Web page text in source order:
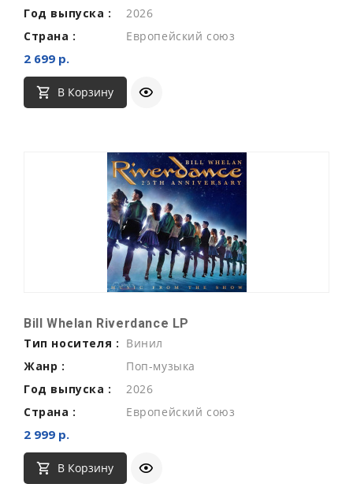
Год выпуска :
2026
Страна :
Европейский союз
2 699 р.
В Корзину
Bill Whelan Riverdance LP
Тип носителя : Винил
Жанр :
Поп-музыка
Год выпуска :
2026
Страна :
Европейский союз
2 999 р.
В Корзину